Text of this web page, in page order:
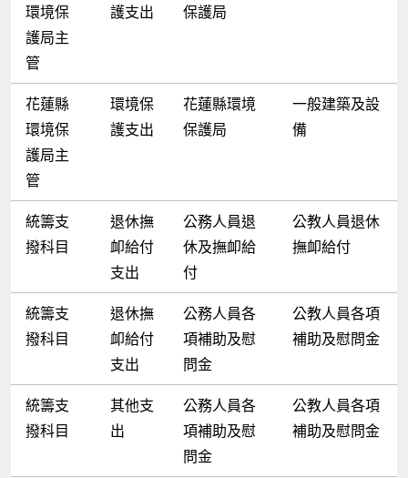
環境保
護局主
管
護支出
保護局
花蓮縣
環境保
護局主
管
環境保
護支出
花蓮縣環境
保護局
一般建築及設
備
統籌支
撥科目
退休撫
卹給付
支出
公務人員退
休及撫卹給
付
公教人員退休
撫卹給付
統籌支
撥科目
退休撫
卹給付
支出
公務人員各
項補助及慰
問金
公教人員各項
補助及慰問金
統籌支
撥科目
其他支
出
公務人員各
項補助及慰
問金
公教人員各項
補助及慰問金